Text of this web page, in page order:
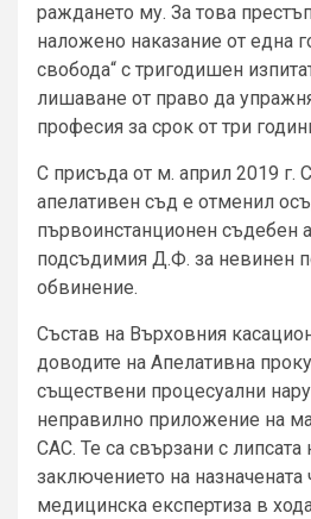
раждането му. За това
наложено наказание от една
свобода“ с тригодишен
лишаване от право да
професия за срок от три
С присъда от м. април 2019 г.
апелативен съд е отменил
първоинстанционен съдебен
подсъдимия Д.Ф. за невинен
обвинение.
Състав на Върховния
доводите на Апелативна
съществени процесуални
неправилно приложение на
САС. Те са свързани с липсата
заключението на
медицинска експертиза в